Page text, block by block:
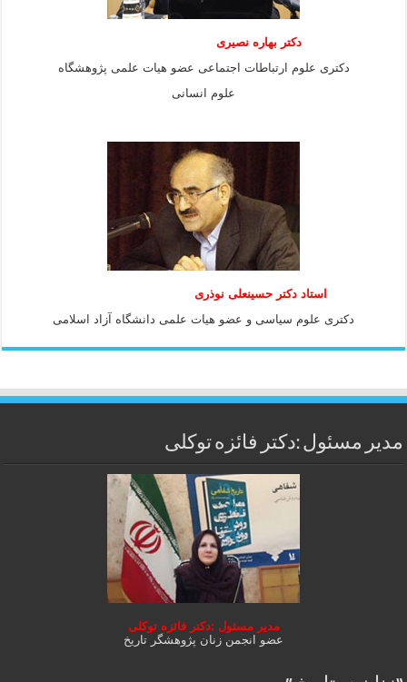
دکتر بهاره نصیری
دکتری علوم ارتباطات اجتماعی عضو هیات علمی پژوهشگاه
علوم انسانی
استاد دكتر حسينعلی نوذری
دكتری علوم سياسی و عضو هيات علمی دانشگاه آزاد اسلامی
مدیر مسئول :دکتر فائزه توکلی
مدیر مسئول :دکتر فائزه توکلی
عضو انجمن زنان پژوهشگر تاریخ